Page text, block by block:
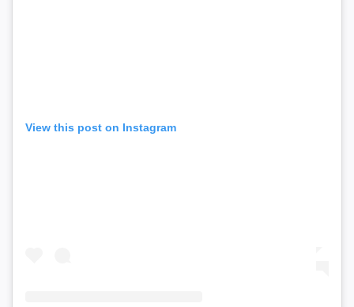
View this post on Instagram